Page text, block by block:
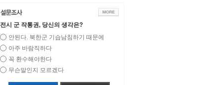
전시 군 작통권, 당신의 생각은?
안된다. 북한군 기습남침하기 때문에
아주 바람직하다
꼭 환수해야한다
무슨말인지 모르겠다